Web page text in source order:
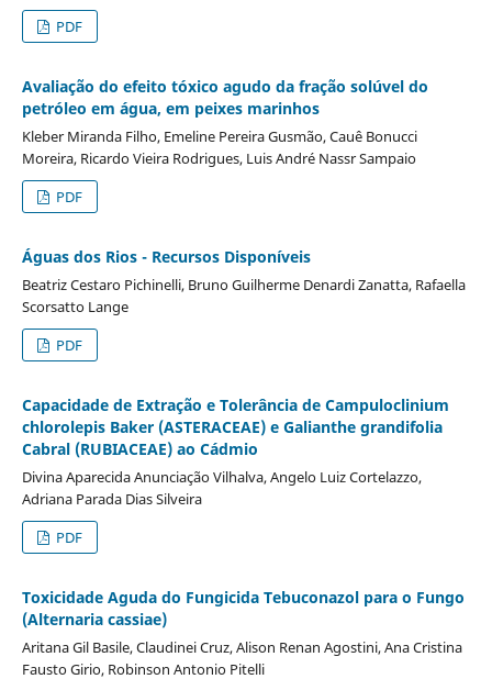
PDF
Avaliação do efeito tóxico agudo da fração solúvel do
petróleo em água, em peixes marinhos
Kleber Miranda Filho, Emeline Pereira Gusmão, Cauê Bonucci
Moreira, Ricardo Vieira Rodrigues, Luis André Nassr Sampaio
PDF
Águas dos Rios - Recursos Disponíveis
Beatriz Cestaro Pichinelli, Bruno Guilherme Denardi Zanatta, Rafaella
Scorsatto Lange
PDF
Capacidade de Extração e Tolerância de Campuloclinium
chlorolepis Baker (ASTERACEAE) e Galianthe grandifolia
Cabral (RUBIACEAE) ao Cádmio
Divina Aparecida Anunciação Vilhalva, Angelo Luiz Cortelazzo,
Adriana Parada Dias Silveira
PDF
Toxicidade Aguda do Fungicida Tebuconazol para o Fungo
(Alternaria cassiae)
Aritana Gil Basile, Claudinei Cruz, Alison Renan Agostini, Ana Cristina
Fausto Girio, Robinson Antonio Pitelli